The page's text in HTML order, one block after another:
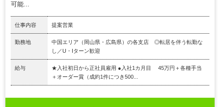
可能...
仕事内容 提案営業
勤務地
中国エリア（岡山県・広島県）の各支店 ◎転居を伴う転勤な
し／U・Iターン歓迎
給与
★入社初日から正社員雇用 ●入社1カ月目 45万円＋各種手当
＋オーダー賞（成約1件につき500...